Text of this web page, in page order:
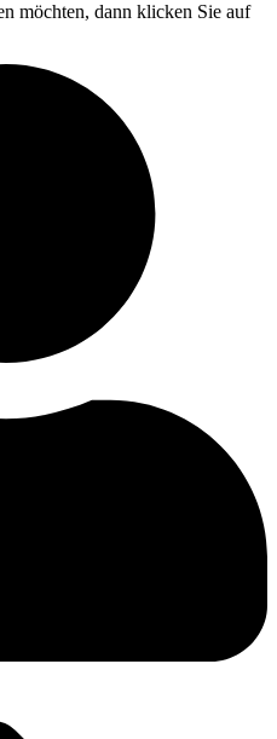
möchten, dann klicken Sie auf